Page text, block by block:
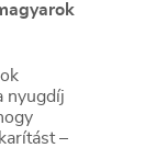
nyugdíj
–